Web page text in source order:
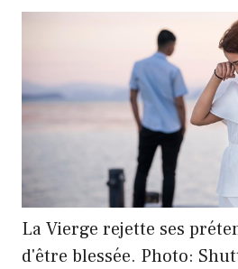
La Vierge rejette ses
d'être blessée. Photo: